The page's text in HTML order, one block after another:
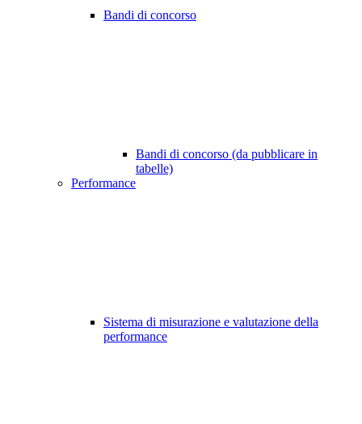
Bandi di concorso
Bandi di concorso (da pubblicare in
tabelle)
Performance
Sistema di misurazione e valutazione della
performance